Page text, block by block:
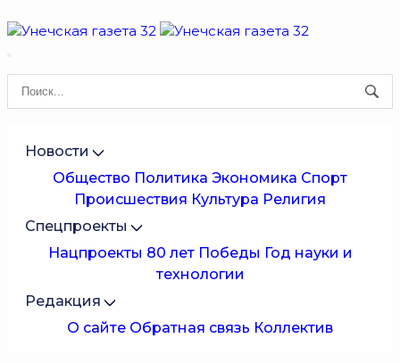
Новости
Общество Политика Экономика Спорт
Происшествия Культура Религия
Спецпроекты
Нацпроекты 80 лет Победы Год науки и
технологии
Редакция
О сайте Обратная связь Коллектив